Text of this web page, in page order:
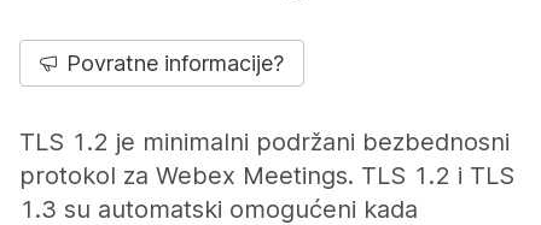
Povratne informacije?
TLS 1.2 je minimalni podržani bezbednosni
protokol za Webex Meetings. TLS 1.2 i TLS
1.3 su automatski omogućeni kada